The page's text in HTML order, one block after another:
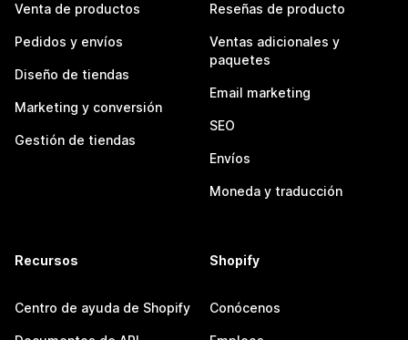
Venta de productos
Pedidos y envíos
Diseño de tiendas
Marketing y conversión
Gestión de tiendas
Reseñas de producto
Ventas adicionales y
paquetes
Email marketing
SEO
Envíos
Moneda y traducción
Recursos
Centro de ayuda de Shopify
Shopify
Conócenos